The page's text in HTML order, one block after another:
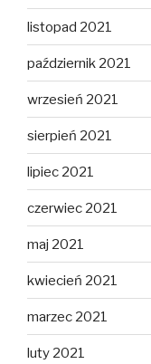
listopad 2021
październik 2021
wrzesień 2021
sierpień 2021
lipiec 2021
czerwiec 2021
maj 2021
kwiecień 2021
marzec 2021
luty 2021